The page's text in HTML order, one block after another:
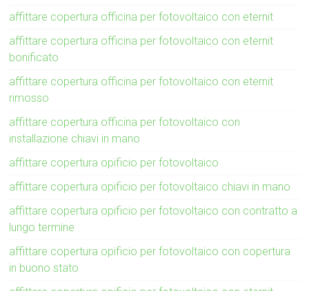
affittare copertura officina per fotovoltaico con eternit
affittare copertura officina per fotovoltaico con eternit
bonificato
affittare copertura officina per fotovoltaico con eternit
rimosso
affittare copertura officina per fotovoltaico con
installazione chiavi in mano
affittare copertura opificio per fotovoltaico
affittare copertura opificio per fotovoltaico chiavi in mano
affittare copertura opificio per fotovoltaico con contratto a
lungo termine
affittare copertura opificio per fotovoltaico con copertura
in buono stato